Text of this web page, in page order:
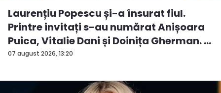
07 august 2026, 13:20
Laurențiu Popescu și-a însurat fiul.
Printre invitați s-au numărat Anișoara
Puica, Vitalie Dani și Doinița Gherman. ...